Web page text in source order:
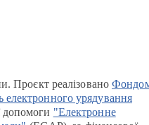
Проєкт реалізовано
урядування
допомоги "Електронне